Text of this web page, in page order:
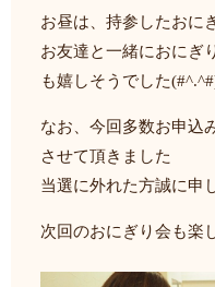
お昼は、持参したおに
お友達と一緒におにぎ
も嬉しそうでした
なお、今回多数お申込
させて頂きました
当選に外れた方誠に申
次回のおにぎり会も楽